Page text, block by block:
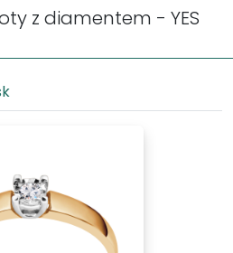
z diamentem - YES